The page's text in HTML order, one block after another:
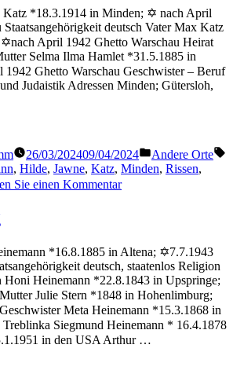
Katz *18.3.1914 in Minden; ✡ nach April
Staatsangehörigkeit deutsch Vater Max Katz
April 1942 Ghetto Warschau Heirat
Selma Ilma Hamlet *31.5.1885 in
Ghetto Warschau Geschwister – Beruf
Judaistik Adressen Minden; Gütersloh,
26/03/202409/04/2024
Veröffentlicht
in
Andere Orte
, Hilde, Jawne, Katz, Minden, Rissen,
Sie einen Kommentarzu
*16.8.1885 in Altena; ✡7.7.1943
deutsch, staatenlos Religion
Honi Heinemann *22.8.1843 in Upspringe;
Julie Stern *1848 in Hohenlimburg;
Meta Heinemann *15.3.1868 in
Siegmund Heinemann * 16.4.1878
in den USA Arthur …